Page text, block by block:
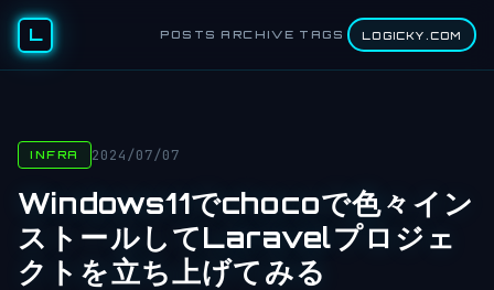
L POSTS ARCHIVE TAGS LOGICKY.COM
INFRA 2024/07/07
Windows11でchocoで色々イン
ストールしてLaravelプロジェ
クトを立ち上げてみる